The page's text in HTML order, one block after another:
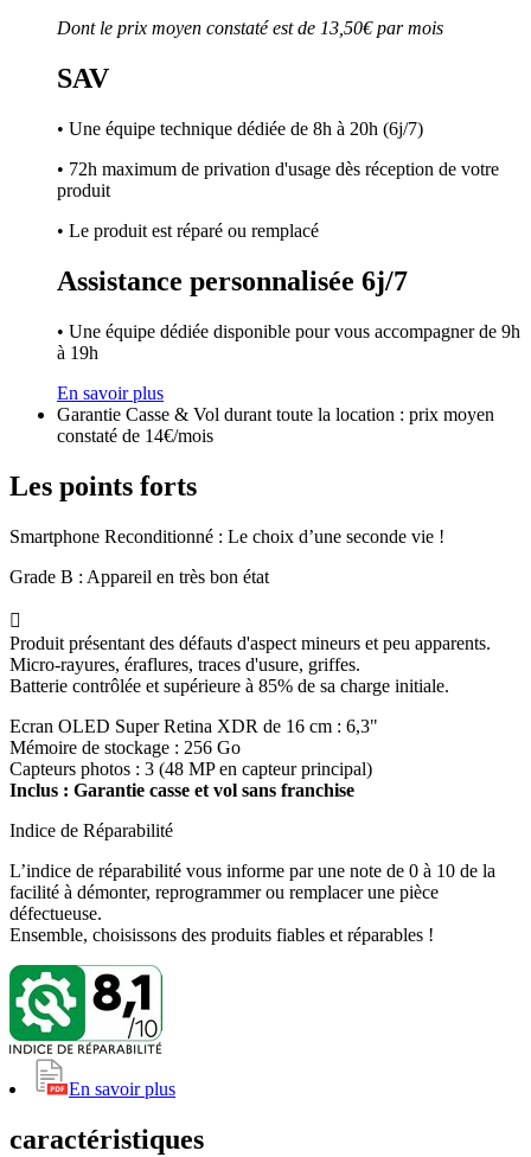
Dont le prix moyen constaté est de 13,50€ par mois
SAV
• Une équipe technique dédiée de 8h à 20h (6j/7)
• 72h maximum de privation d'usage dès réception de votre
produit
• Le produit est réparé ou remplacé
Assistance personnalisée 6j/7
• Une équipe dédiée disponible pour vous accompagner de 9h
à 19h
En savoir plus
Garantie Casse & Vol durant toute la location : prix moyen
constaté de 14€/mois
Les points forts
Smartphone Reconditionné : Le choix d’une seconde vie !
Grade B : Appareil en très bon état

Produit présentant des défauts d'aspect mineurs et peu apparents.
Micro-rayures, éraflures, traces d'usure, griffes.
Batterie contrôlée et supérieure à 85% de sa charge initiale.
Ecran OLED Super Retina XDR de 16 cm : 6,3"
Mémoire de stockage : 256 Go
Capteurs photos : 3 (48 MP en capteur principal)
Inclus : Garantie casse et vol sans franchise
Indice de Réparabilité
L’indice de réparabilité vous informe par une note de 0 à 10 de la
facilité à démonter, reprogrammer ou remplacer une pièce
défectueuse.
Ensemble, choisissons des produits fiables et réparables !
En savoir plus
caractéristiques